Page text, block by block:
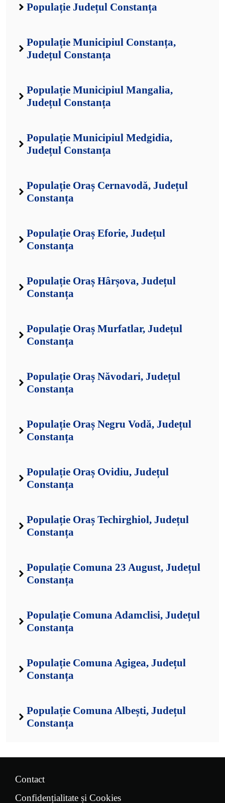
Populație Județul Constanța
Populație Municipiul Constanța,
Județul Constanța
Populație Municipiul Mangalia,
Județul Constanța
Populație Municipiul Medgidia,
Județul Constanța
Populație Oraș Cernavodă, Județul
Constanța
Populație Oraș Eforie, Județul
Constanța
Populație Oraș Hârșova, Județul
Constanța
Populație Oraș Murfatlar, Județul
Constanța
Populație Oraș Năvodari, Județul
Constanța
Populație Oraș Negru Vodă, Județul
Constanța
Populație Oraș Ovidiu, Județul
Constanța
Populație Oraș Techirghiol, Județul
Constanța
Populație Comuna 23 August, Județul
Constanța
Populație Comuna Adamclisi, Județul
Constanța
Populație Comuna Agigea, Județul
Constanța
Populație Comuna Albești, Județul
Constanța
Contact
Confidențialitate și Cookies